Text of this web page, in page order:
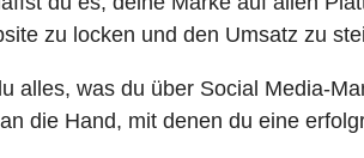
zu locken und den Umsatz zu
alles, was du über Social Media-
die Hand, mit denen du eine